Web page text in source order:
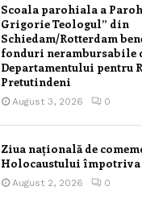
Scoala parohiala a
Grigorie Teologul” din
Schiedam/Rotterdam
fonduri nerambursabile
Departamentului pentru
Pretutindeni
August 3, 2026 0
Ziua națională de
Holocaustului
August 2, 2026 0